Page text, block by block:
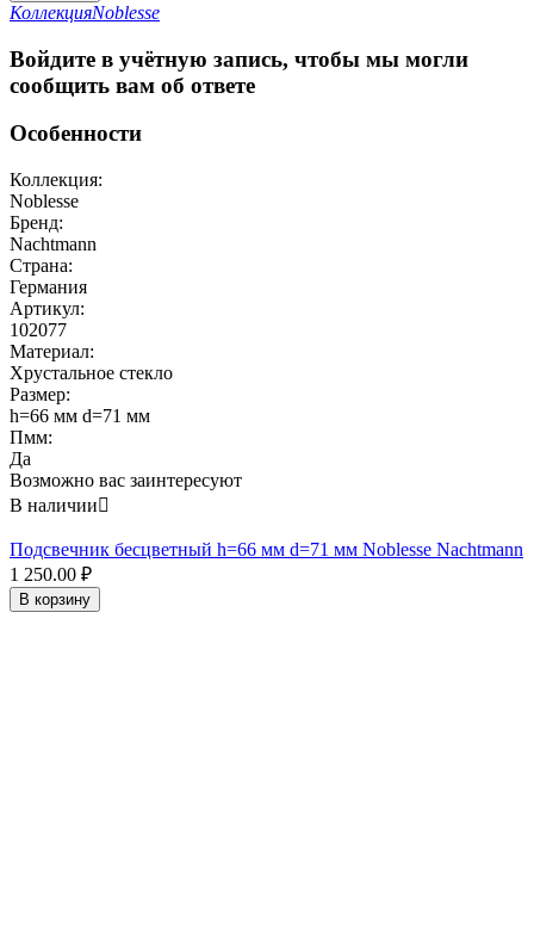
КоллекцияNoblesse
Войдите в учётную запись, чтобы мы могли
сообщить вам об ответе
Особенности
Коллекция:
Noblesse
Бренд:
Nachtmann
Страна:
Германия
Артикул:
102077
Материал:
Хрустальное стекло
Размер:
h=66 мм d=71 мм
Пмм:
Да
Возможно вас заинтересуют
В наличии
Подсвечник бесцветный h=66 мм d=71 мм Noblesse Nachtmann
1 250.00 ₽
В корзину